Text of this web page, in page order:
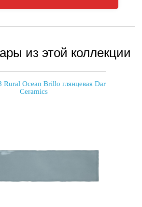
из этой коллекции
Rural Ocean Brillo глянцевая Dar
Ceramics